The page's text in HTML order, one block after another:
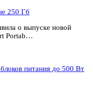
250 Гб
о выпуске новой
Portab…
питания до 500 Вт